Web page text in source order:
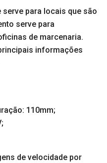
serve para locais que são
serve para
de marcenaria.
informações
110mm;
de velocidade por